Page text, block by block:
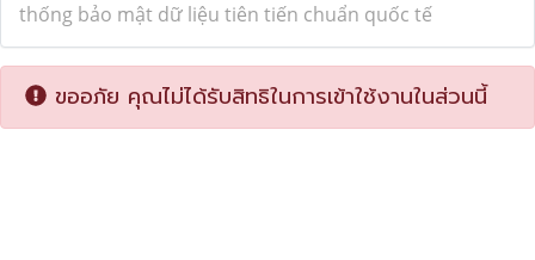
thống bảo mật dữ liệu tiên tiến chuẩn quốc tế
ขออภัย คุณไม่ได้รับสิทธิในการเข้าใช้งานในส่วนนี้